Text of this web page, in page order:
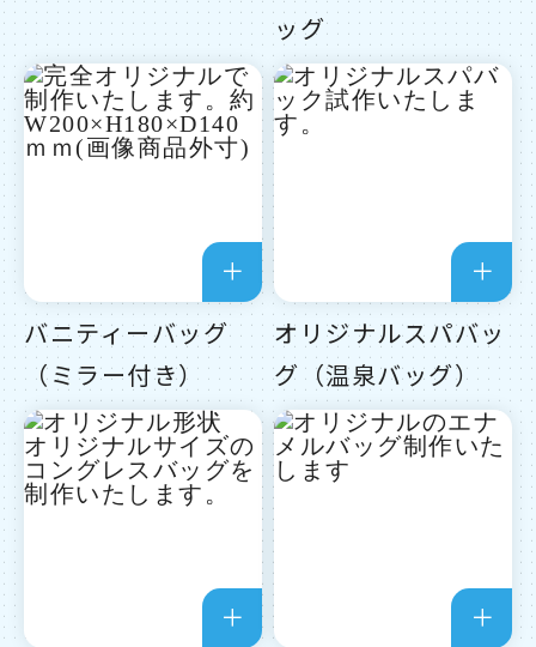
ッグ
バニティーバッグ
（ミラー付き）
オリジナルスパバッ
グ（温泉バッグ）